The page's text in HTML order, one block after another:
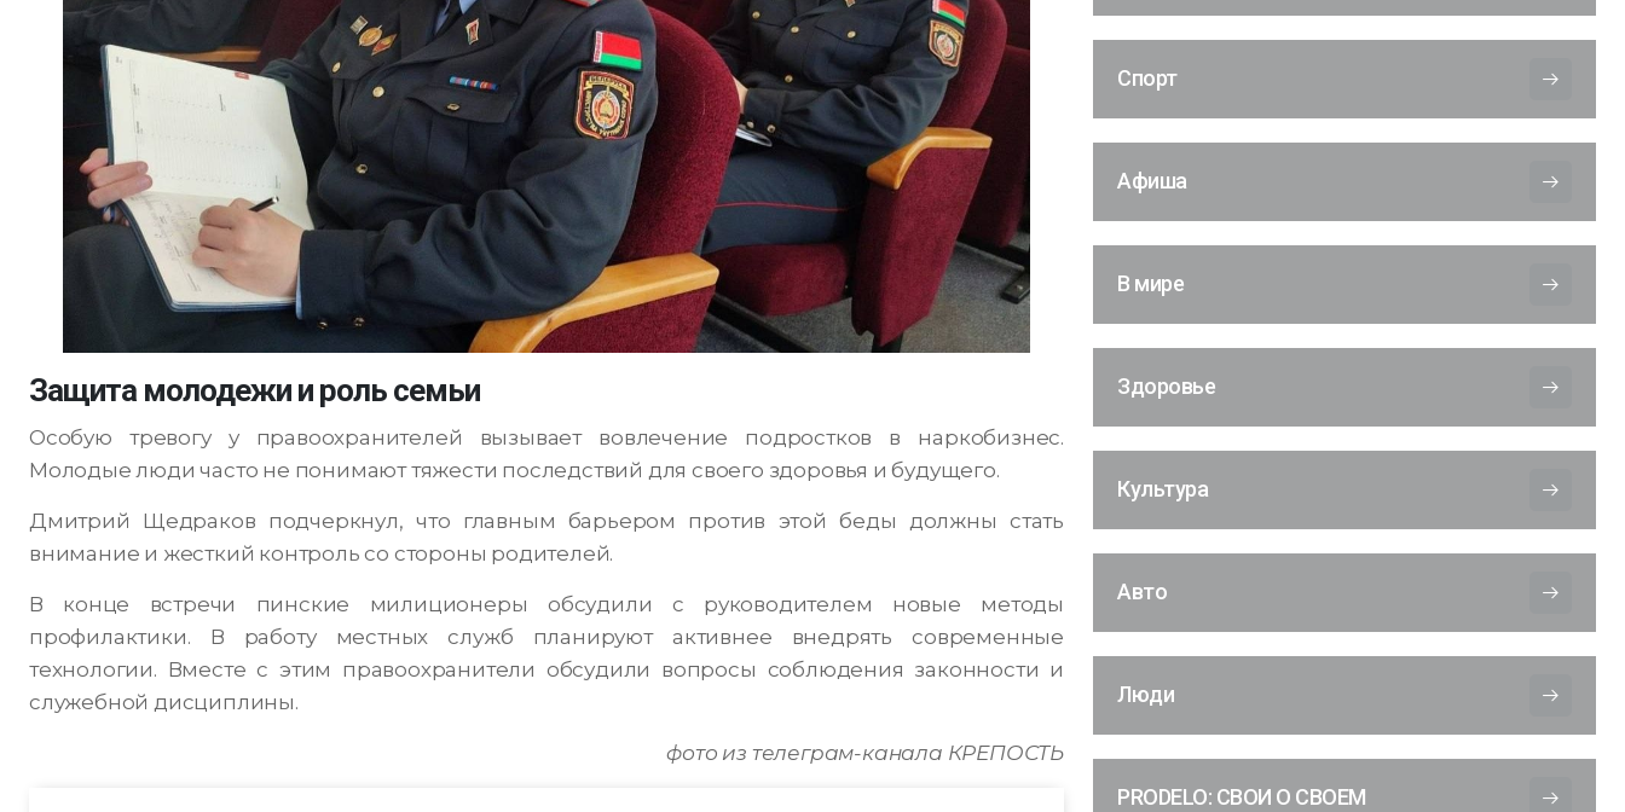
Защита молодежи и роль семьи
Особую тревогу у правоохранителей вызывает вовлечение подростков в наркобизнес.
Молодые люди часто не понимают тяжести последствий для своего здоровья и будущего.
Дмитрий Щедраков подчеркнул, что главным барьером против этой беды должны стать
внимание и жесткий контроль со стороны родителей.
В конце встречи пинские милиционеры обсудили с руководителем новые методы
профилактики. В работу местных служб планируют активнее внедрять современные
технологии. Вместе с этим правоохранители обсудили вопросы соблюдения законности и
служебной дисциплины.
фото из телеграм-канала КРЕПОСТЬ
Спорт
Афиша
В мире
Здоровье
Культура
Авто
Люди
PRODELO: СВОИ О СВОЕМ